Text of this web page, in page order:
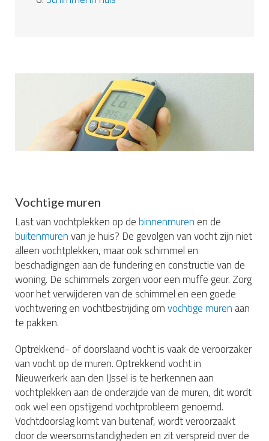
Vochtige muren
Last van vochtplekken op debinnenmuren en de
buitenmurenvan je huis? De gevolgen van vocht zijn niet
alleen vochtplekken, maar ook schimmel en
beschadigingen aan de fundering en constructie van de
woning. De schimmels zorgen voor een muffe geur. Zorg
voor het verwijderen van de schimmel en een goede
vochtwering en vochtbestrijding omvochtige muren aan
te pakken.
Optrekkend- of doorslaand vocht is vaak de veroorzaker
van vocht op de muren. Optrekkend vocht in
Nieuwerkerk aan den IJssel is te herkennen aan
vochtplekken aan de onderzijde van de muren, dit wordt
ook wel een opstijgend vochtprobleem genoemd.
Vochtdoorslag komt van buitenaf, wordt veroorzaakt
door de weersomstandigheden en zit verspreid over de